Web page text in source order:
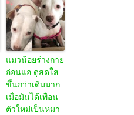
แมวน้อยร่างกาย
อ่อนแอ ดูสดใส
ขึ้นกว่าเดิมมาก
เมื่อมันได้เพื่อน
ตัวใหม่เป็นหมา